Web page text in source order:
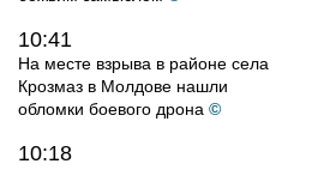
10:41
На месте взрыва в районе села
Крозмаз в Молдове нашли
обломки боевого дрона ©
10:18